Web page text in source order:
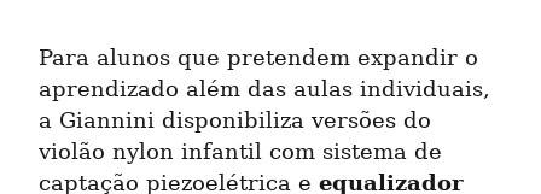
Para alunos que pretendem expandir o
aprendizado além das aulas individuais,
a Giannini disponibiliza versões do
violão nylon infantil com sistema de
captação piezoelétrica e equalizador